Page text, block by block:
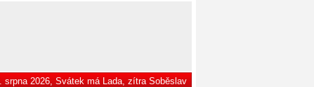
srpna 2026, Svátek má Lada, zítra Soběslav